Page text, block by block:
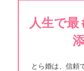
人生で最
とら婚は、信頼